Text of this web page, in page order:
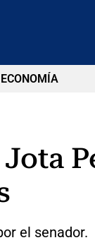
ECONOMÍA
el senador.